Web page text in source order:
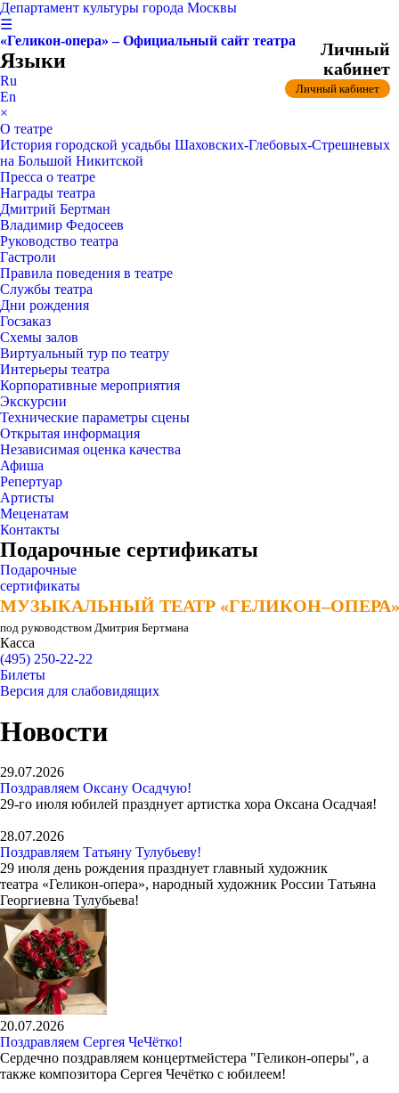
Департамент культуры города Москвы
☰
«Геликон-опера» – Официальный сайт театра
Языки
Ru
En
×
О театре
История городской усадьбы Шаховских-Глебовых-Стрешневых
на Большой Никитской
Пресса о театре
Награды театра
Дмитрий Бертман
Владимир Федосеев
Руководство театра
Гастроли
Правила поведения в театре
Службы театра
Дни рождения
Госзаказ
Схемы залов
Виртуальный тур по театру
Интерьеры театра
Корпоративные мероприятия
Экскурсии
Технические параметры сцены
Открытая информация
Независимая оценка качества
Афиша
Репертуар
Артисты
Меценатам
Контакты
Подарочные сертификаты
Подарочные
сертификаты
МУЗЫКАЛЬНЫЙ ТЕАТР «ГЕЛИКОН–ОПЕРА»
МУЗЫКАЛЬНЫЙ ТЕАТР «ГЕЛИКОН–ОПЕРА»
под руководством Дмитрия Бертмана
Касса
(495) 250-22-22
Личный
кабинет
Личный кабинет
Билеты
Версия для слабовидящих
Новости
29.07.2026
Поздравляем Оксану Осадчую!
29-го июля юбилей празднует артистка хора Оксана Осадчая!
28.07.2026
Поздравляем Татьяну Тулубьеву!
29 июля день рождения празднует главный художник
театра «Геликон-опера», народный художник России Татьяна
Георгиевна Тулубьева!
20.07.2026
Поздравляем Сергея ЧеЧётко!
Сердечно поздравляем концертмейстера "Геликон-оперы", а
также композитора Сергея Чечётко с юбилеем!